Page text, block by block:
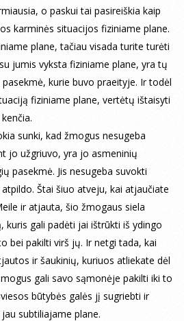
o paskui tai pasireiškia kaip
karminės situacijos fiziniame plane.
plane, tačiau visada turite turėti
jumis vyksta fiziniame plane, yra tų
kurie buvo praeityje. Ir todėl
fiziniame plane, vertėtų ištaisyti
sunki, kad žmogus nesugeba
jo užgriuvo, yra jo asmeninių
pasekmė. Jis nesugeba suvokti
Štai šiuo atveju, kai atjaučiate
ir atjauta, šio žmogaus siela
kuris gali padėti jai ištrūkti iš ydingo
bei pakilti virš jų. Ir netgi tada, kai
ir šaukinių, kuriuos atliekate dėl
gali savo sąmonėje pakilti iki to
būtybės galės jį sugriebti ir
subtiliajame plane.